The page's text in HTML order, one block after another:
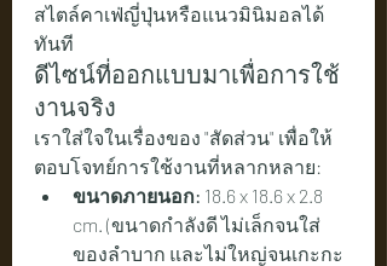
สไตล์คาเฟ่ญี่ปุ่นหรือแนวมินิมอลได้
ทันที
ดีไซน์ที่ออกแบบมาเพื่อการใช้
งานจริง
เราใส่ใจในเรื่องของ "สัดส่วน" เพื่อให้
ตอบโจทย์การใช้งานที่หลากหลาย:
ขนาดภายนอก: 18.6 x 18.6 x 2.8
cm. (ขนาดกำลังดี ไม่เล็กจนใส่
ของลำบาก และไม่ใหญ่จนเกะกะ